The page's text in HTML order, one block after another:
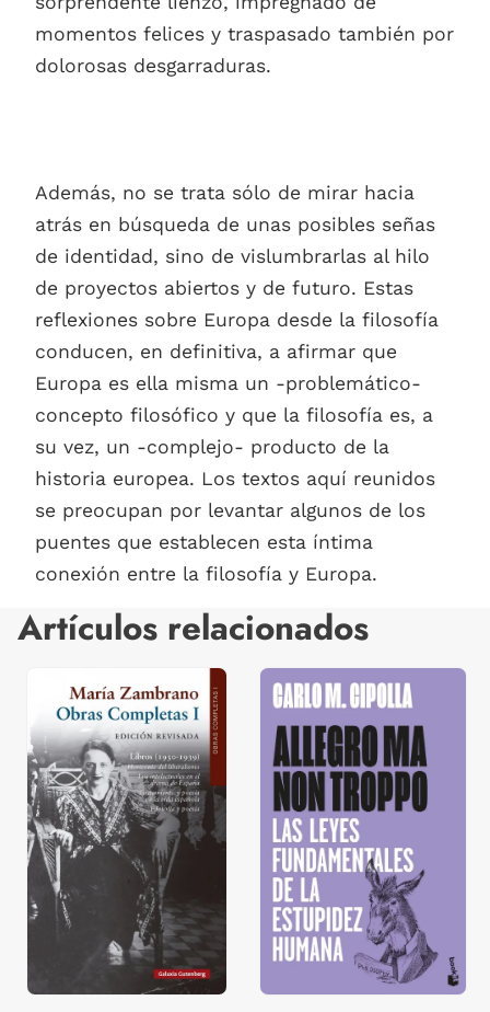
momentos felices y traspasado también por
dolorosas desgarraduras.
Además, no se trata sólo de mirar hacia
atrás en búsqueda de unas posibles señas
de identidad, sino de vislumbrarlas al hilo
de proyectos abiertos y de futuro. Estas
reflexiones sobre Europa desde la filosofía
conducen, en definitiva, a afirmar que
Europa es ella misma un -problemático-
concepto filosófico y que la filosofía es, a
su vez, un -complejo- producto de la
historia europea. Los textos aquí reunidos
se preocupan por levantar algunos de los
puentes que establecen esta íntima
conexión entre la filosofía y Europa.
Artículos relacionados